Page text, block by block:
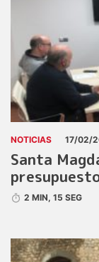
NOTICIAS 17/02/
Santa
2 MIN, 15 SEG